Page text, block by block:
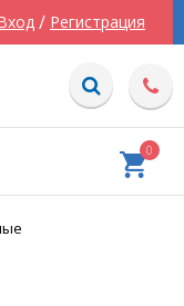
/ Регистрация
0